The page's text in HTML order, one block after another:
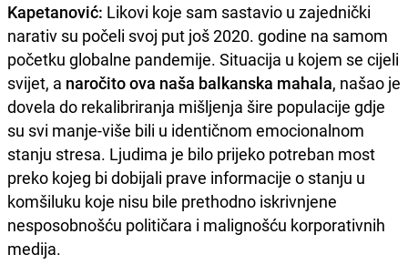
Kapetanović: Likovi koje sam sastavio u zajednički
narativ su počeli svoj put još 2020. godine na samom
početku globalne pandemije. Situacija u kojem se cijeli
svijet, a naročito ova naša balkanska mahala, našao je
dovela do rekalibriranja mišljenja šire populacije gdje
su svi manje-više bili u identičnom emocionalnom
stanju stresa. Ljudima je bilo prijeko potreban most
preko kojeg bi dobijali prave informacije o stanju u
komšiluku koje nisu bile prethodno iskrivnjene
nesposobnošću političara i malignošću korporativnih
medija.